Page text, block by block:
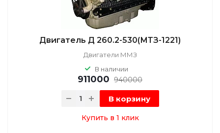
Двигатель Д 260.2-530(МТЗ-1221)
Двигатели ММЗ
В наличии
911000 940000
В корзину
Купить в 1 клик